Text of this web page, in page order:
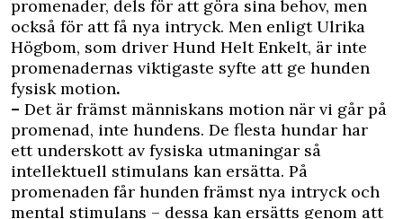
promenader, dels för att göra sina behov, men
också för att få nya intryck. Men enligt Ulrika
Högbom, som driver Hund Helt Enkelt, är inte
promenadernas viktigaste syfte att ge hunden
fysisk motion.
– Det är främst människans motion när vi går på
promenad, inte hundens. De flesta hundar har
ett underskott av fysiska utmaningar så
intellektuell stimulans kan ersätta. På
promenaden får hunden främst nya intryck och
mental stimulans – dessa kan ersätts genom att